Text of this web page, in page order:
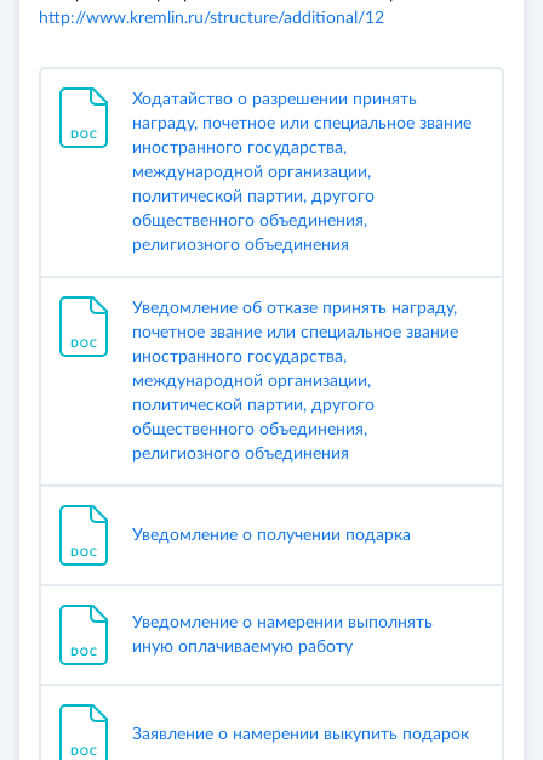
http://www.kremlin.ru/structure/additional/12
Ходатайство о разрешении принять
награду, почетное или специальное звание
иностранного государства,
международной организации,
политической партии, другого
общественного объединения,
религиозного объединения
Уведомление об отказе принять награду,
почетное звание или специальное звание
иностранного государства,
международной организации,
политической партии, другого
общественного объединения,
религиозного объединения
Уведомление о получении подарка
Уведомление о намерении выполнять
иную оплачиваемую работу
Заявление о намерении выкупить подарок